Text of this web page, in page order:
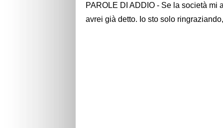
PAROLE DI ADDIO - Se la società
avrei già detto. Io sto solo